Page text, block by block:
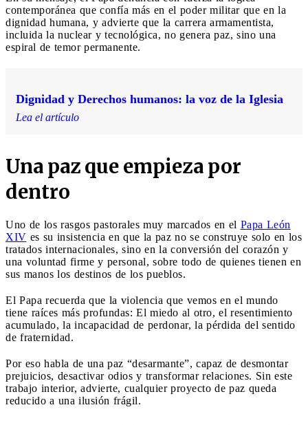
contemporánea que confía más en el poder militar que en la
dignidad humana, y advierte que la carrera armamentista,
incluida la nuclear y tecnológica, no genera paz, sino una
espiral de temor permanente.
Dignidad y Derechos humanos: la voz de la Iglesia
Lea el artículo
Una paz que empieza por
dentro
Uno de los rasgos pastorales muy marcados en el Papa León
XIV es su insistencia en que la paz no se construye solo en los
tratados internacionales, sino en la conversión del corazón y
una voluntad firme y personal, sobre todo de quienes tienen en
sus manos los destinos de los pueblos.
El Papa recuerda que la violencia que vemos en el mundo
tiene raíces más profundas: El miedo al otro, el resentimiento
acumulado, la incapacidad de perdonar, la pérdida del sentido
de fraternidad.
Por eso habla de una paz “desarmante”, capaz de desmontar
prejuicios, desactivar odios y transformar relaciones. Sin este
trabajo interior, advierte, cualquier proyecto de paz queda
reducido a una ilusión frágil.